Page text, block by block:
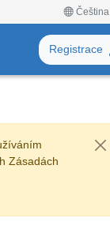
Čeština
Registrace
Zásadách